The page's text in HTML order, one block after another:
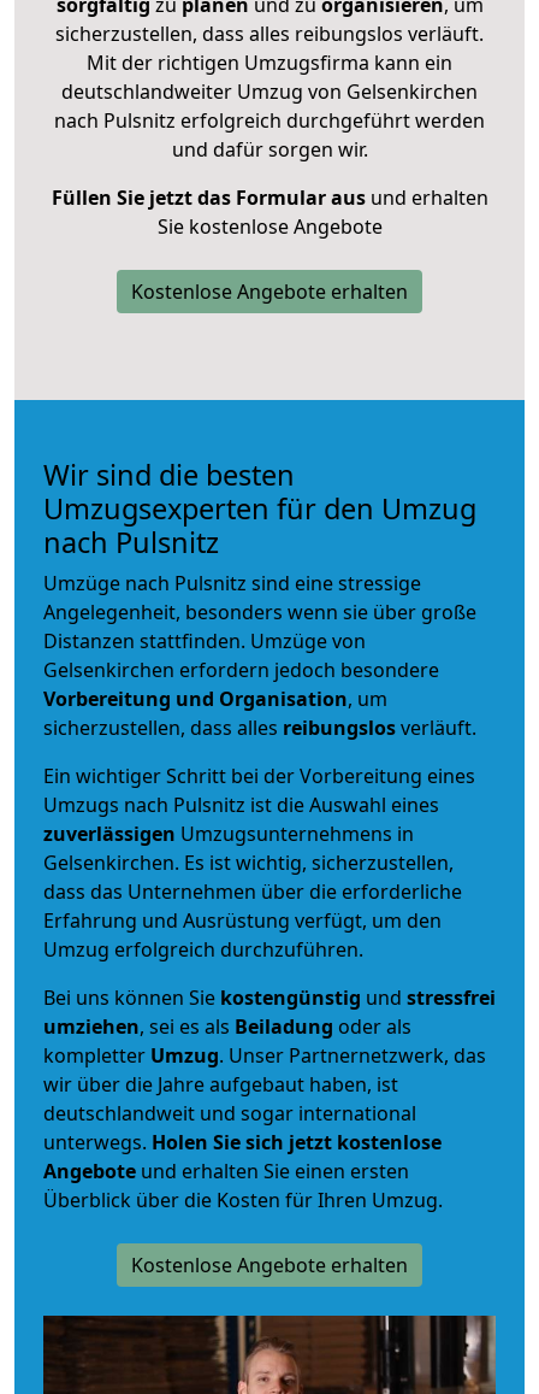
sicherzustellen, dass alles reibungslos verläuft.
Mit der richtigen Umzugsfirma kann ein
deutschlandweiter Umzug von Gelsenkirchen
nach Pulsnitz erfolgreich durchgeführt werden
und dafür sorgen wir.
Füllen Sie jetzt das Formular ausund erhalten
Sie kostenlose Angebote
Kostenlose Angebote erhalten
Wir sind die besten
Umzugsexperten für den Umzug
nach Pulsnitz
Umzüge nach Pulsnitz sind eine stressige
Angelegenheit, besonders wenn sie über große
Distanzen stattfinden. Umzüge von
Gelsenkirchen erfordern jedoch besondere
Vorbereitung und Organisation, um
sicherzustellen, dass alles reibungslosverläuft.
Ein wichtiger Schritt bei der Vorbereitung eines
Umzugs nach Pulsnitz ist die Auswahl eines
zuverlässigen Umzugsunternehmens in
Gelsenkirchen. Es ist wichtig, sicherzustellen,
dass das Unternehmen über die erforderliche
Erfahrung und Ausrüstung verfügt, um den
Umzug erfolgreich durchzuführen.
Bei uns können Sie kostengünstig und stressfrei
umziehen, sei es als Beiladung oder als
kompletter Umzug. Unser Partnernetzwerk, das
wir über die Jahre aufgebaut haben, ist
deutschlandweit und sogar international
unterwegs. Holen Sie sich jetzt kostenlose
Angebote und erhalten Sie einen ersten
Überblick über die Kosten für Ihren Umzug.
Kostenlose Angebote erhalten